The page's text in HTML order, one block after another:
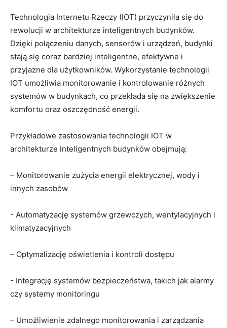
Technologia Internetu Rzeczy ⁤(IOT) przyczyniła się ⁤do
rewolucji‌ w architekturze inteligentnych ​budynków.
Dzięki połączeniu danych, sensorów ⁣i‌ urządzeń, budynki
stają się coraz ⁣bardziej ⁣inteligentne, ⁣efektywne i
przyjazne ​dla ‌użytkowników. Wykorzystanie ​technologii
IOT umożliwia monitorowanie i kontrolowanie różnych
systemów w‍ budynkach, co przekłada się na⁣ zwiększenie
komfortu‌ oraz oszczędność energii.
Przykładowe zastosowania technologii IOT w
⁤architekturze ‍inteligentnych ‍budynków obejmują:
– Monitorowanie zużycia​ energii⁤ elektrycznej,⁣ wody ⁣i
innych zasobów
-⁣ Automatyzację systemów grzewczych, wentylacyjnych i‍
klimatyzacyjnych
– Optymalizację oświetlenia i kontroli dostępu
-‍ Integrację ‌systemów bezpieczeństwa, takich jak alarmy
czy systemy monitoringu
– Umożliwienie zdalnego monitorowania i zarządzania‍